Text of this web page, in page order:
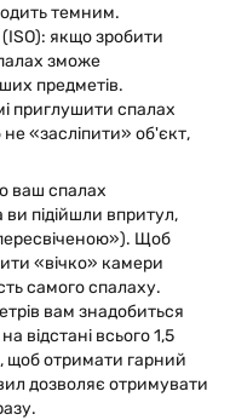
темним.
якщо зробити
зможе
предметів.
приглушити спалах
«засліпити» об'єкт,
ваш спалах
підійшли впритул,
Щоб
«вічко» камери
самого спалаху.
вам знадобиться
відстані всього 1,5
щоб отримати гарний
дозволяє отримувати